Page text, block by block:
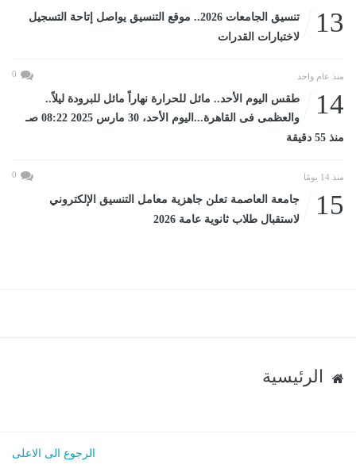
13
تنسيق الجامعات 2026.. موقع التنسيق يواصل إتاحة التسجيل
لاختبارات القدرات
منذ عام واحد 0
14
طقس اليوم الأحد.. مائل للحرارة نهاراً مائل للبرودة ليلاً..
والعظمى فى القاهرة...اليوم الأحد، 30 مارس 2025 08:22 صـ
منذ 55 دقيقة
منذ 14 يومًا 0
15
جامعة العاصمة تعلن جاهزية معامل التنسيق الإلكتروني
لاستقبال طلاب ثانوية عامة 2026
الرئيسية
الرجوع الى الاعلى